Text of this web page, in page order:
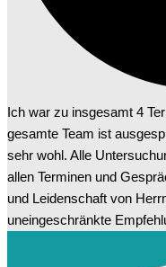
Ich war zu insgesamt 4
gesamte Team ist
sehr wohl. Alle
allen Terminen und
und Leidenschaft von
uneingeschränkte